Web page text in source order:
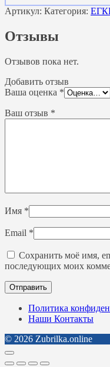
Артикул: Категория:
Отзывы
Отзывов пока нет.
Добавить отзыв
Ваша оценка *
Ваш отзыв *
Имя *
Email *
Сохранить моё имя,
последующих моих
Политика
Наши Контакты
© 2026 Zubrilka.online